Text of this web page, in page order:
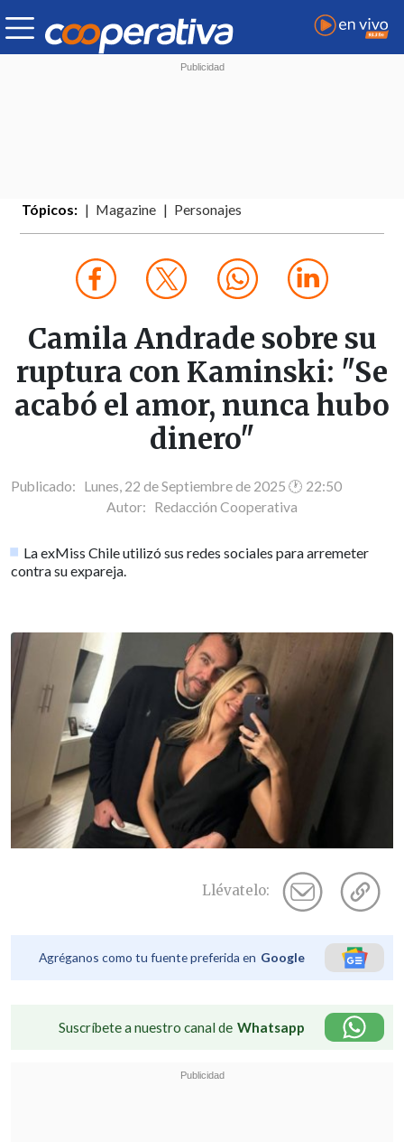
Tópicos: Magazine Personajes
Camila Andrade sobre su
ruptura con Kaminski: "Se
acabó el amor, nunca hubo
dinero"
Publicado: Lunes, 22 de Septiembre de 2025 🕐 22:50
Autor: Redacción Cooperativa
La exMiss Chile utilizó sus redes sociales para arremeter
contra su expareja.
Llévatelo:
Agréganos como tu fuente preferida en Google
Suscríbete a nuestro canal de Whatsapp